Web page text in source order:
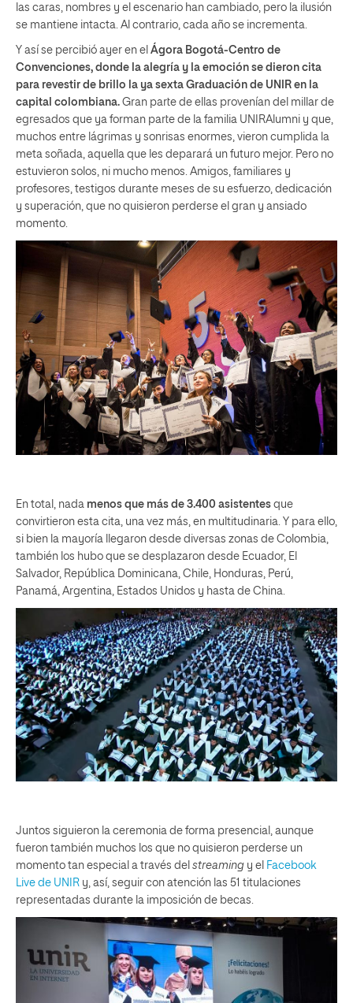
las caras, nombres y el escenario han cambiado, pero la ilusión
se mantiene intacta. Al contrario, cada año se incrementa.
Y así se percibió ayer en el Ágora Bogotá-Centro de
Convenciones, donde la alegría y la emoción se dieron cita
para revestir de brillo la ya sexta Graduación de UNIR en la
capital colombiana. Gran parte de ellas provenían del millar de
egresados que ya forman parte de la familia UNIRAlumni y que,
muchos entre lágrimas y sonrisas enormes, vieron cumplida la
meta soñada, aquella que les deparará un futuro mejor. Pero no
estuvieron solos, ni mucho menos. Amigos, familiares y
profesores, testigos durante meses de su esfuerzo, dedicación
y superación, que no quisieron perderse el gran y ansiado
momento.
En total, nada menos que más de 3.400 asistentes que
convirtieron esta cita, una vez más, en multitudinaria. Y para ello,
si bien la mayoría llegaron desde diversas zonas de Colombia,
también los hubo que se desplazaron desde Ecuador, El
Salvador, República Dominicana, Chile, Honduras, Perú,
Panamá, Argentina, Estados Unidos y hasta de China.
Juntos siguieron la ceremonia de forma presencial, aunque
fueron también muchos los que no quisieron perderse un
momento tan especial a través del streaming y el Facebook
Live de UNIR y, así, seguir con atención las 51 titulaciones
representadas durante la imposición de becas.